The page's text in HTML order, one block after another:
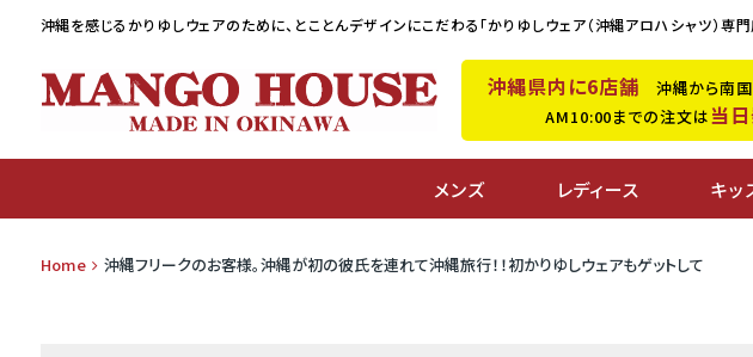
沖縄を感じるかりゆしウェアのために、 とことんデザインにこだわる「かりゆしウェア（沖縄アロハシャツ）専門
沖縄県内に6店舗 沖縄から南国
AM10:00までの注文は当日
メンズ レディース キッ
Home 沖縄フリークのお客様。沖縄が初の彼氏を連れて沖縄旅行！！初かりゆしウェアもゲットして